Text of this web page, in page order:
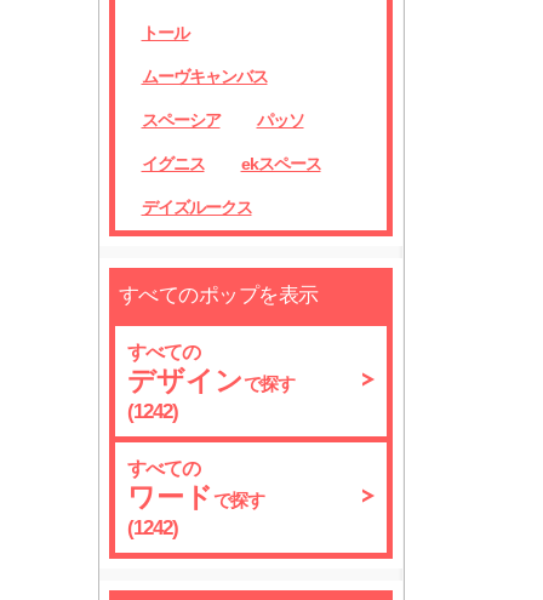
トール
ムーヴキャンバス
スペーシア パッソ
イグニス ekスペース
デイズルークス
すべてのポップを表示
すべての
デザインで探す
(1242)
すべての
ワード で探す
(1242)